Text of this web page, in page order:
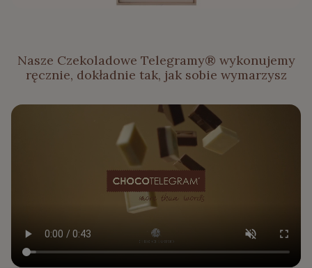
Nasze Czekoladowe Telegramy® wykonujemy
ręcznie, dokładnie tak, jak sobie wymarzysz